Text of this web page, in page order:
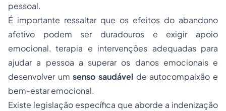
pessoal.
É importante ressaltar que os efeitos do abandono
afetivo podem ser duradouros e exigir apoio
emocional, terapia e intervenções adequadas para
ajudar a pessoa a superar os danos emocionais e
desenvolver umsenso saudável de autocompaixão e
bem-estar emocional.
Existe legislação específica que aborde a indenização